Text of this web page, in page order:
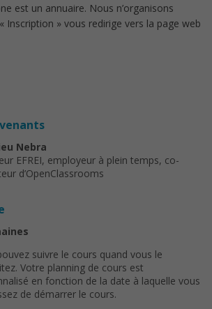
est un annuaire. Nous n’organisons
Inscription » vous redirige vers la page web
Nebra
EFREI, employeur à plein temps, co-
d’OpenClassrooms
suivre le cours quand vous le
Votre planning de cours est
en fonction de la date à laquelle vous
de démarrer le cours.